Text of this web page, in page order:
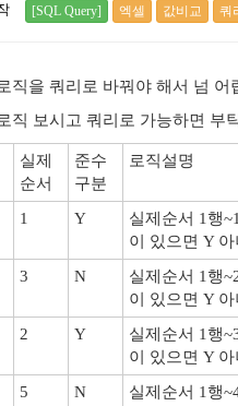
[SQL Query] 엑셀 값비교 쿼
직을 쿼리로 바꿔야 해서 넘 어
직 보시고 쿼리로 가능하면 부
실제
순서
준수
구분
로직설명
1 Y
실제순서 1행
이 있으면 Y
3 N
실제순서 1행
이 있으면 Y
2 Y
실제순서 1행
이 있으면 Y
5 N
실제순서 1행